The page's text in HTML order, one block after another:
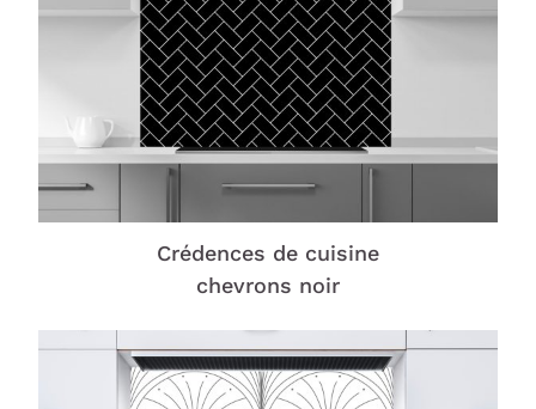
Crédences de cuisine
chevrons noir